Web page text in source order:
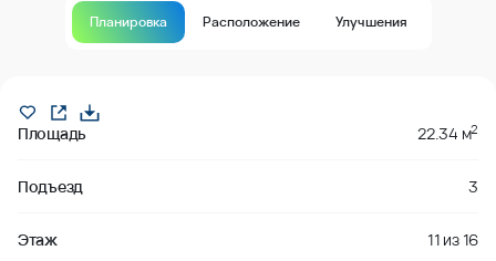
Планировка Расположение Улучшения
Площадь 22.34 м2
Подъезд 3
Этаж 11 из16